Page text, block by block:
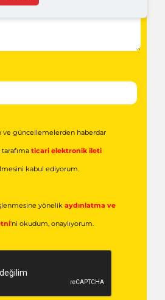
Makinesi
Başlığı
Teknolojiler